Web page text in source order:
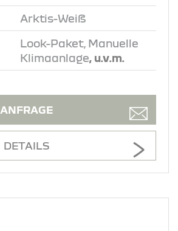
Arktis-Weiß
Look-Paket, Manuelle
Klimaanlage, u.v.m.
ANFRAGE
DETAILS